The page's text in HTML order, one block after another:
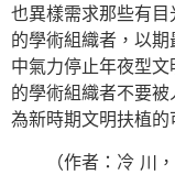
也異樣需求那些有
的學術組織者，以
中氣力停止年夜型
的學術組織者不要
為新時期文明扶植的
（作者：冷 川